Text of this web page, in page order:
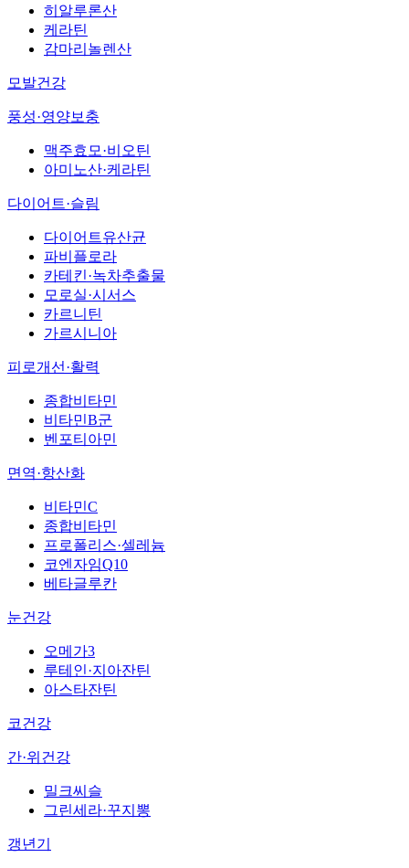
히알루론산
케라틴
감마리놀렌산
모발건강
풍성·영양보충
맥주효모·비오틴
아미노산·케라틴
다이어트·슬림
다이어트유산균
파비플로라
카테킨·녹차추출물
모로실·시서스
카르니틴
가르시니아
피로개선·활력
종합비타민
비타민B군
벤포티아민
면역·항산화
비타민C
종합비타민
프로폴리스·셀레늄
코엔자임Q10
베타글루칸
눈건강
오메가3
루테인·지아잔틴
아스타잔틴
코건강
간·위건강
밀크씨슬
그린세라·꾸지뽕
갱년기